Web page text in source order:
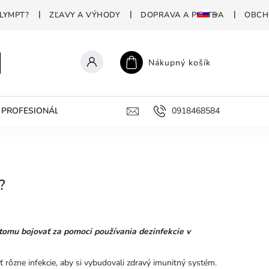
ZĽAVY A VÝHODY DOPRAVA A PLATBA
Nákupný košík
PROFESIONÁLNA DEZINFEKCIA PREČO POLYMPT?
0918468584
bojovať za pomoci používania dezinfekcie v
infekcie, aby si vybudovali zdravý imunitný systém.